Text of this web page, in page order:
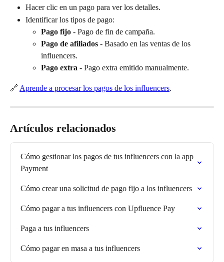
Hacer clic en un pago para ver los detalles.
Identificar los tipos de pago:
Pago fijo - Pago de fin de campaña.
Pago de afiliados - Basado en las ventas de los
influencers.
Pago extra - Pago extra emitido manualmente.
🔗 Aprende a procesar los pagos de los influencers.
Artículos relacionados
Cómo gestionar los pagos de tus influencers con la app
Payment
Cómo crear una solicitud de pago fijo a los influencers
Cómo pagar a tus influencers con Upfluence Pay
Paga a tus influencers
Cómo pagar en masa a tus influencers